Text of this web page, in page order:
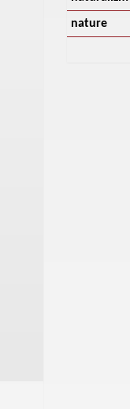
nature